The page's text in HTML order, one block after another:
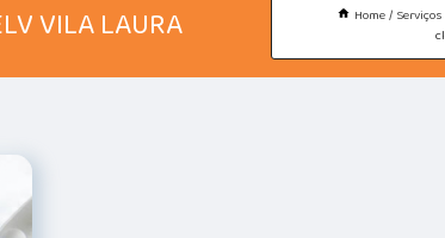
VILA LAURA Home Serviços